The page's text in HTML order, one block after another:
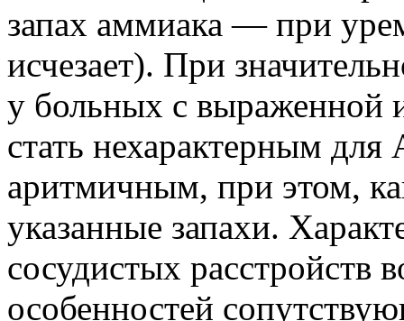
запах аммиака — при
исчезает). При
у больных с выраженной
стать нехарактерным
аритмичным, при этом,
указанные запахи.
сосудистых расстройств
особенностей